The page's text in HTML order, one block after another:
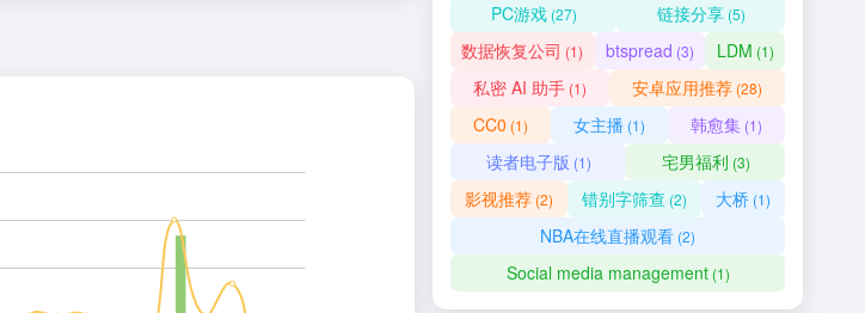
PC游戏(27) 链接分享(5)
数据恢复公司 (1) btspread (3) LDM (1)
私密 AI 助手 (1) 安卓应用推荐 (28)
CC0 (1) 女主播 (1) 韩愈集 (1)
读者电子版 (1) 宅男福利 (3)
影视推荐 (2) 错别字筛查 (2) 大桥 (1)
NBA在线直播观看 (2)
Social media management(1)